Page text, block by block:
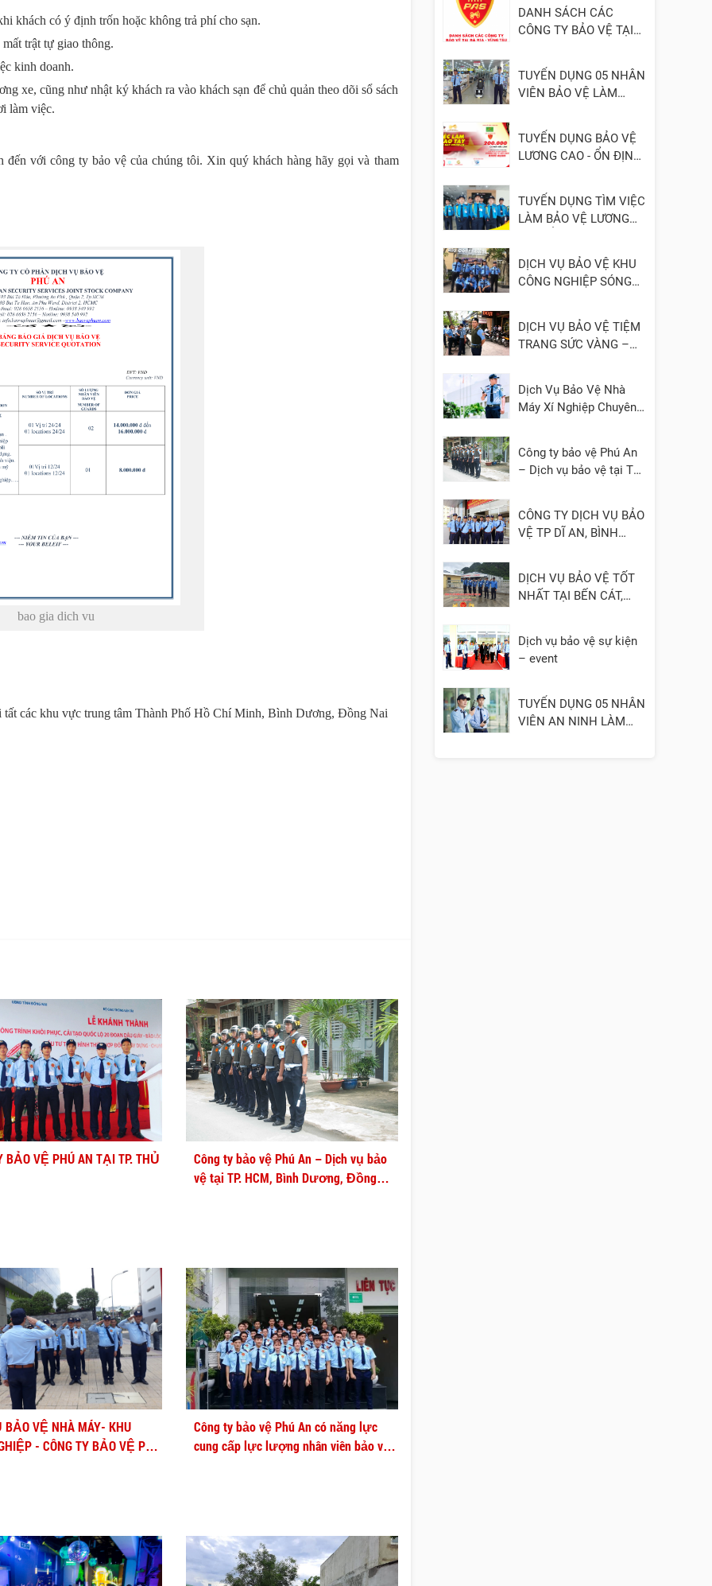
khách có ý định trốn hoặc không trả phí cho sạn.
trật tự giao thông.
kinh doanh.
xe, cũng như nhật ký khách ra vào khách sạn để chủ quản theo dõi sổ sách
làm việc.
với công ty bảo vệ của chúng tôi. Xin quý khách hàng hãy gọi và tham
bao gia dich vu
tất các khu vực trung tâm Thành Phố Hồ Chí Minh, Bình Dương, Đồng Nai
BẢO VỆ PHÚ AN TẠI TP. THỦ
Công ty bảo vệ Phú An – Dịch vụ bảo
vệ tại TP. HCM, Bình Dương, Đồng
BẢO VỆ NHÀ MÁY- KHU
- CÔNG TY BẢO VỆ PHÚ
Công ty bảo vệ Phú An có năng lực
cung cấp lực lượng nhân viên bảo vệ
DANH SÁCH CÁC
CÔNG TY BẢO VỆ TẠI
TUYỂN DỤNG 05 NHÂN
VIÊN BẢO VỆ LÀM
TUYỂN DỤNG BẢO VỆ
LƯƠNG CAO - ỔN ĐỊNH
TUYỂN DỤNG TÌM VIỆC
LÀM BẢO VỆ LƯƠNG
DỊCH VỤ BẢO VỆ KHU
CÔNG NGHIỆP SÓNG
DỊCH VỤ BẢO VỆ TIỆM
TRANG SỨC VÀNG –
Dịch Vụ Bảo Vệ Nhà
Máy Xí Nghiệp Chuyên
Công ty bảo vệ Phú An
– Dịch vụ bảo vệ tại TP.
Nai, Cần Thơ, Long An
CÔNG TY DỊCH VỤ BẢO
VỆ TP DĨ AN, BÌNH
DỊCH VỤ BẢO VỆ TỐT
NHẤT TẠI BẾN CÁT,
Dịch vụ bảo vệ sự kiện
– event
TUYỂN DỤNG 05 NHÂN
VIÊN AN NINH LÀM